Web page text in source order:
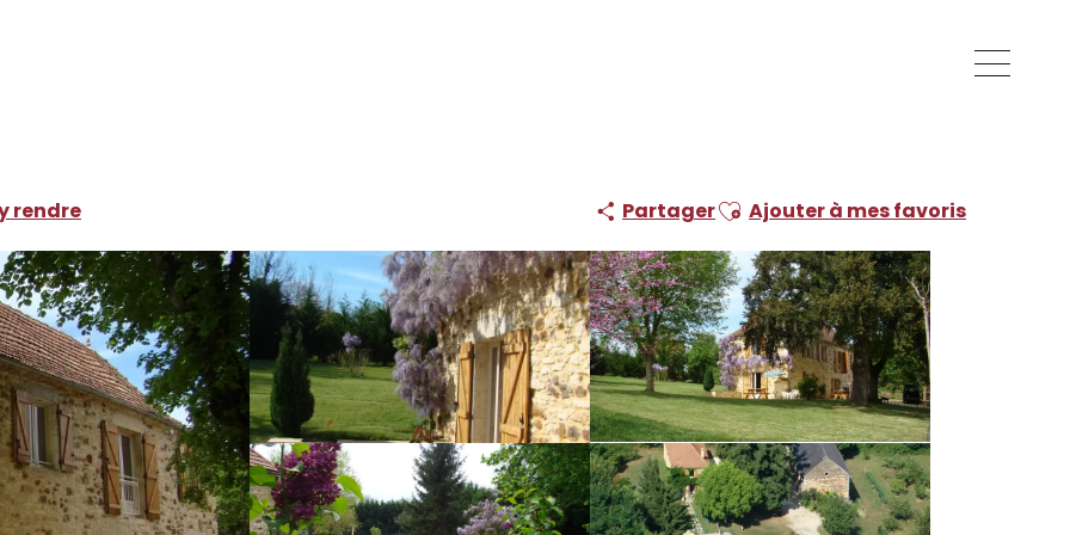
rendre PartagerAjouter aux favoris
Ajouter à mes favoris